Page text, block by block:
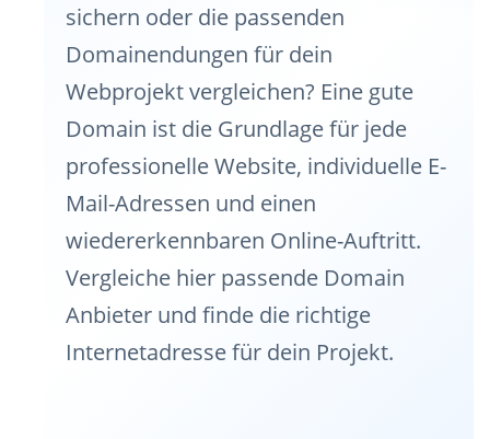
sichern oder die passenden
Domainendungen für dein
Webprojekt vergleichen? Eine gute
Domain ist die Grundlage für jede
professionelle Website, individuelle E-
Mail-Adressen und einen
wiedererkennbaren Online-Auftritt.
Vergleiche hier passende Domain
Anbieter und finde die richtige
Internetadresse für dein Projekt.